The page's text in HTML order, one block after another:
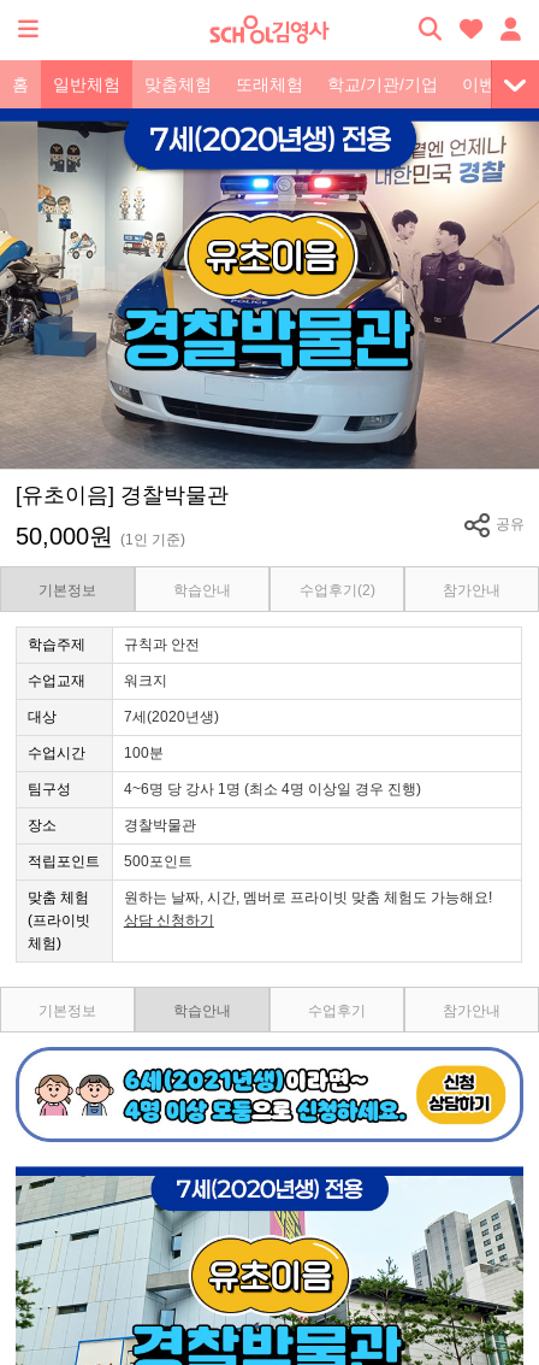
홈 일반체험 맞춤체험 또래체험 학교/기관/기업 이벤트
[유초이음] 경찰박물관
50,000원(1인 기준)
공유
기본정보 학습안내 수업후기 (2) 참가안내
학습주제 규칙과 안전
수업교재 워크지
대상 7세(2020년생)
수업시간 100분
팀구성 4~6명 당 강사 1명 (최소 4명 이상일 경우 진행)
장소 경찰박물관
적립포인트 500포인트
맞춤 체험
(프라이빗
체험)
원하는 날짜, 시간, 멤버로 프라이빗 맞춤 체험도 가능해요!
상담 신청하기
기본정보 학습안내 수업후기 참가안내